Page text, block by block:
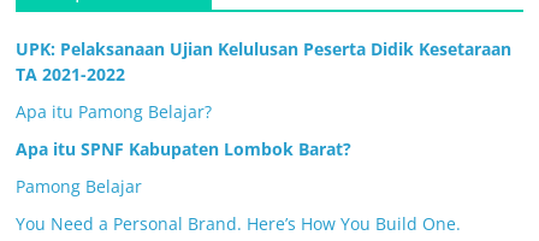
UPK: Pelaksanaan Ujian Kelulusan Peserta Didik Kesetaraan
TA 2021-2022
Apa itu Pamong Belajar?
Apa itu SPNF Kabupaten Lombok Barat?
Pamong Belajar
You Need a Personal Brand. Here’s How You Build One.